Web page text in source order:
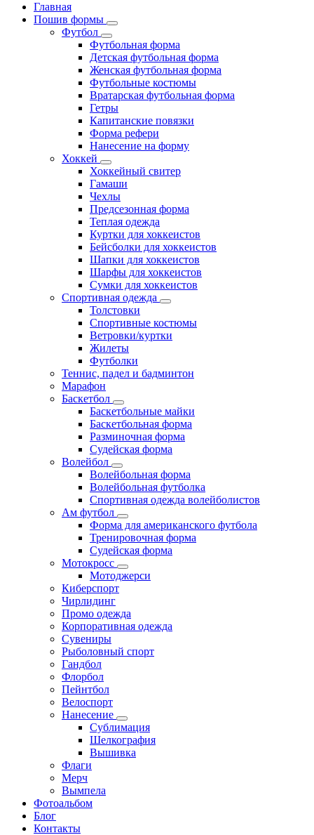
Главная
Пошив формы
Футбол
Футбольная форма
Детская футбольная форма
Женская футбольная форма
Футбольные костюмы
Вратарская футбольная форма
Гетры
Капитанские повязки
Форма рефери
Нанесение на форму
Хоккей
Хоккейный свитер
Гамаши
Чехлы
Предсезонная форма
Теплая одежда
Куртки для хоккеистов
Бейсболки для хоккеистов
Шапки для хоккеистов
Шарфы для хоккеистов
Сумки для хоккеистов
Спортивная одежда
Толстовки
Спортивные костюмы
Ветровки/куртки
Жилеты
Футболки
Теннис, падел и бадминтон
Марафон
Баскетбол
Баскетбольные майки
Баскетбольная форма
Разминочная форма
Судейская форма
Волейбол
Волейбольная форма
Волейбольная футболка
Спортивная одежда волейболистов
Ам футбол
Форма для американского футбола
Тренировочная форма
Судейская форма
Мотокросс
Мотоджерси
Киберспорт
Чирлидинг
Промо одежда
Корпоративная одежда
Сувениры
Рыболовный спорт
Гандбол
Флорбол
Пейнтбол
Велоспорт
Нанесение
Сублимация
Шелкография
Вышивка
Флаги
Мерч
Вымпела
Фотоальбом
Блог
Контакты